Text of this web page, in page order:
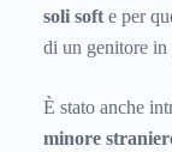
soli soft e per
di un genitore in
È stato anche
minore